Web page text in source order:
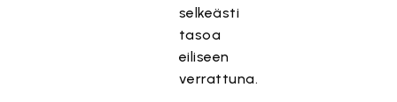
selkeästi
tasoa
eiliseen
verrattuna.